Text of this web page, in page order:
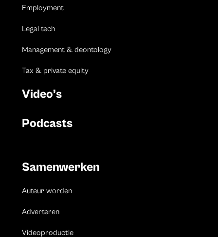
Employment
Legal tech
Management & deontology
Tax & private equity
Video’s
Podcasts
Samenwerken
Auteur worden
Adverteren
Videoproductie